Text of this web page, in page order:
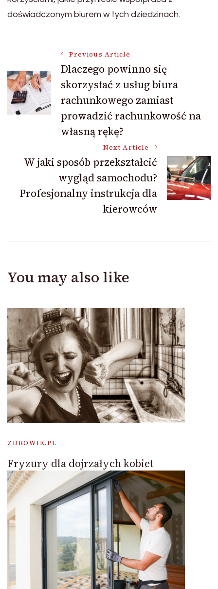
doświadczonym biurem w tych dziedzinach.
Navigation
Previous Article
Dlaczego powinno się
skorzystać z usług biura
rachunkowego zamiast
prowadzić rachunkowość na
własną rękę?
Next Article
W jaki sposób przekształcić
wygląd samochodu?
Profesjonalny instrukcja dla
kierowców
You may also like
ZDROWIE.PL
Fryzury dla dojrzałych kobiet